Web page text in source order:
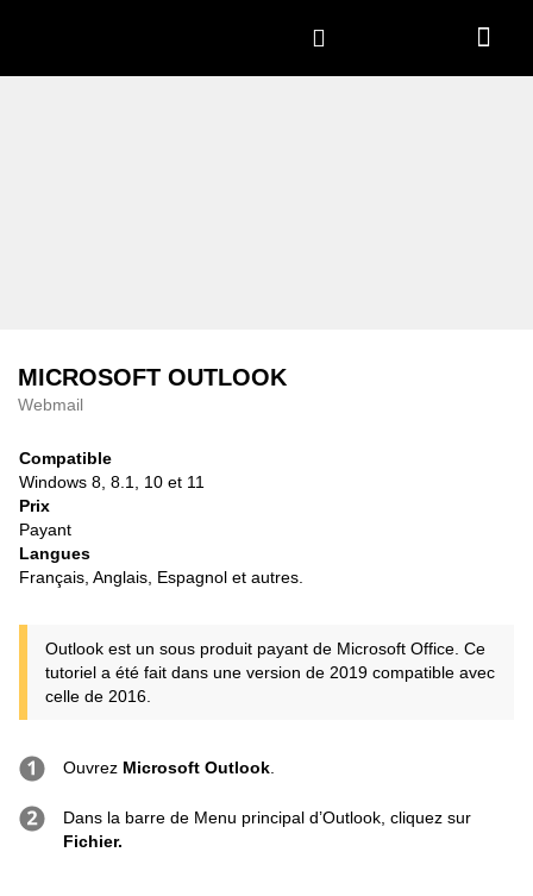
MICROSOFT OUTLOOK
Webmail
Compatible
Windows 8, 8.1, 10 et 11
Prix
Payant
Langues
Français, Anglais, Espagnol et autres.
Outlook est un sous produit payant de Microsoft Office. Ce
tutoriel a été fait dans une version de 2019 compatible avec
celle de 2016.
Ouvrez Microsoft Outlook
Dans la barre de Menu principal d’Outlook, cliquez sur
Fichier.